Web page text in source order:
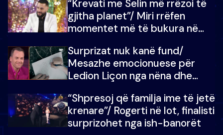
“Krevati me Selin më rrëzoi të
gjitha planet”/ Miri rrëfen
momentet më të bukura në
mungojë zilja e mëngjesit kur…
Surprizat nuk kanë fund/
Mesazhe emocionuese për
Ledion Liçon nga nëna dhe
mban dot lotët: Nuk meritoj…
“Shpresoj që familja ime të jetë
krenare”/ Rogerti në lot, finalisti
surprizohet nga ish-banorët